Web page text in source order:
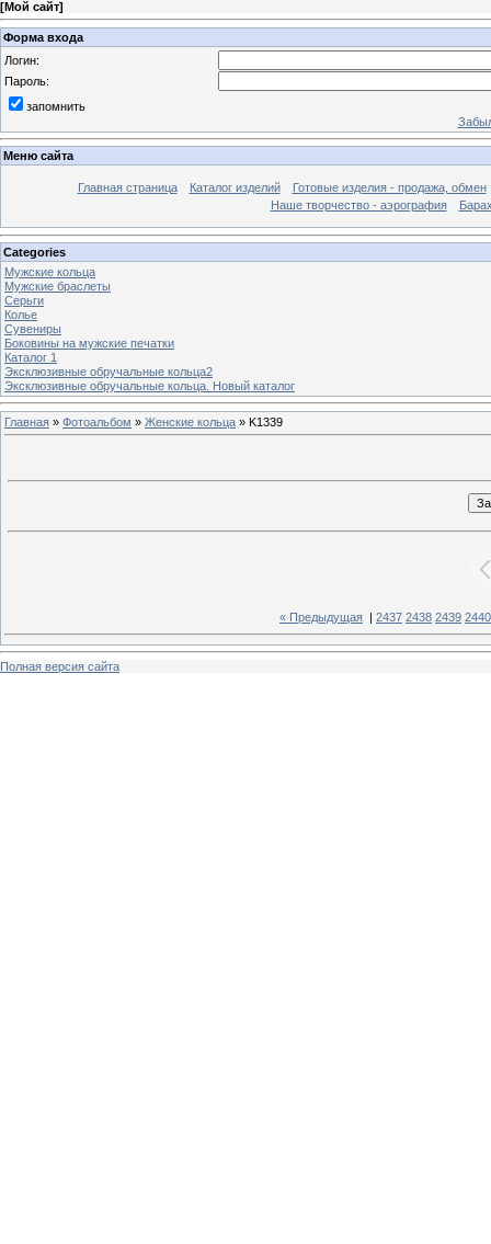
[Мой сайт]
Форма входа
Логин:
Пароль:
запомнить
Меню сайта
Главная страница Каталог изделий
Готовые изделия - продажа, обмен
Наше творчество - аэрография
Categories
Мужские кольца
Мужские браслеты
Серьги
Колье
Сувениры
Боковины на мужские печатки
Каталог 1
Эксклюзивные обручальные кольца2
Эксклюзивные обручальные кольца. Новый каталог
Главная » Фотоальбом » Женские кольца » K1339
« Предыдущая 2437 2438 2439 2440
Полная версия сайта